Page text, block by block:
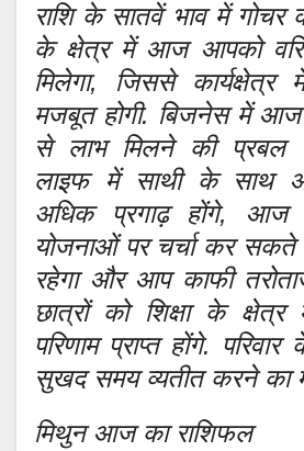
राशि के सातवें भाव में गोचर
के क्षेत्र में आज आपको
मिलेगा, जिससे
मजबूत होगी. बिजनेस में आज
से लाभ मिलने की प्रबल
लाइफ में साथी के साथ
अधिक प्रगाढ़ होंगे, आज
योजनाओं पर चर्चा कर सकते
रहेगा और आप काफी
छात्रों को शिक्षा के
परिणाम प्राप्त होंगे.
सुखद समय व्यतीत करने का
मिथुन आज का राशिफल